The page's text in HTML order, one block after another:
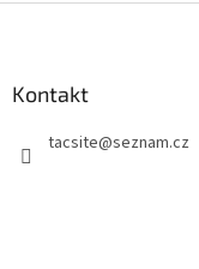
Kontakt
tacsite@seznam.cz